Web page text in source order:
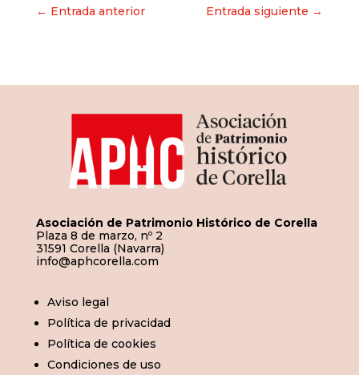
Navegación
← Entrada anterior Entrada siguiente →
Asociación de Patrimonio Histórico de Corella
Plaza 8 de marzo, nº 2
31591 Corella (Navarra)
info@aphcorella.com
Aviso legal
Política de privacidad
Política de cookies
Condiciones de uso